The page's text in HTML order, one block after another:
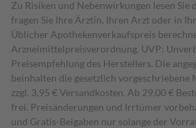
Zu Risiken und Nebenwirkungen lesen Sie
fragen Sie Ihre Ärztin, Ihren Arzt oder in
Üblicher Apothekenverkaufspreis
Arzneimittelpreisverordnung. UVP:
Preisempfehlung des Herstellers. Die
beinhalten die gesetzlich vorgeschriebene
zzgl. 3,95 € Versandkosten. Ab 29,00 €
frei. Preisänderungen und Irrtümer
und Gratis-Beigaben nur solange der